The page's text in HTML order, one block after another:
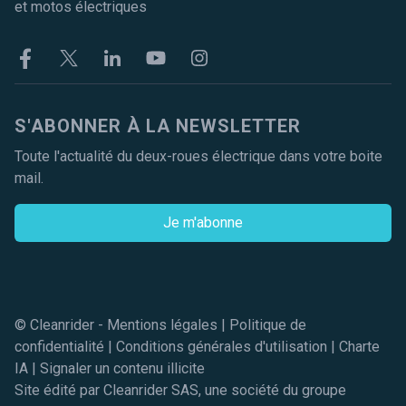
et motos électriques
FacebookTwitter LinkekinYoutubeInstagram
S'ABONNER À LA NEWSLETTER
Toute l'actualité du deux-roues électrique dans votre boite
mail.
Je m'abonne
© Cleanrider - Mentions légales | Politique de
confidentialité | Conditions générales d'utilisation | Charte
IA | Signaler un contenu illicite
Site édité par Cleanrider SAS, une société du groupe